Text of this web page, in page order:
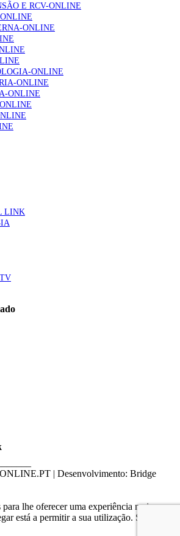
E RCV-ONLINE
ONLINE
ONLINE
ONLINE
ONLINE
LINK
| Desenvolvimento: Bridge
lhe oferecer uma experiência mais
está a permitir a sua utilização. Saber